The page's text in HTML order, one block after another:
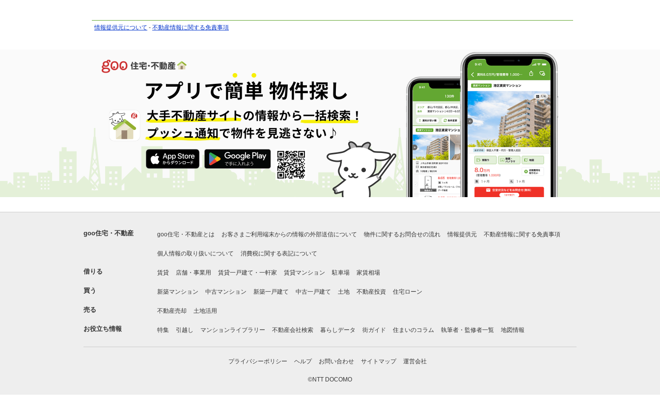
情報提供元について - 不動産情報に関する免責事項
goo住宅・不動産 goo住宅・不動産とは お客さまご利用端末からの情報の外部送信について 物件に関するお問合せの流れ 情報提供元 不動産情報に関する免責事項
個人情報の取り扱いについて 消費税に関する表記について
借りる 賃貸 店舗・事業用 賃貸一戸建て・一軒家 賃貸マンション 駐車場 家賃相場
買う 新築マンション 中古マンション 新築一戸建て 中古一戸建て 土地 不動産投資 住宅ローン
売る 不動産売却 土地活用
お役立ち情報 特集 引越し マンションライブラリー 不動産会社検索 暮らしデータ 街ガイド 住まいのコラム 執筆者・監修者一覧 地図情報
プライバシーポリシー ヘルプ お問い合わせ サイトマップ 運営会社
©NTT DOCOMO